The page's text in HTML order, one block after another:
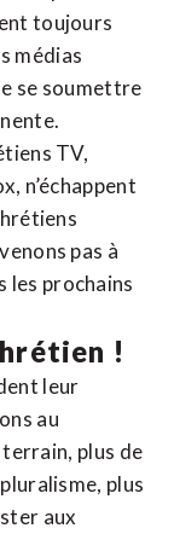
toujours
médias
se soumettre
TV,
n’échappent
pas à
les prochains
!
leur
au
plus de
plus
aux